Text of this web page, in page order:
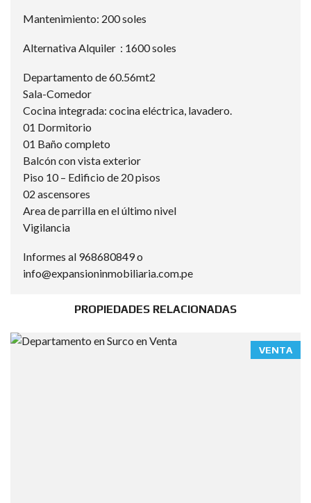
Mantenimiento: 200 soles
Alternativa Alquiler : 1600 soles
Departamento de 60.56mt2
Sala-Comedor
Cocina integrada: cocina eléctrica, lavadero.
01 Dormitorio
01 Baño completo
Balcón con vista exterior
Piso 10 – Edificio de 20 pisos
02 ascensores
Area de parrilla en el último nivel
Vigilancia
Informes al 968680849 o
info@expansioninmobiliaria.com.pe
PROPIEDADES RELACIONADAS
VENTA